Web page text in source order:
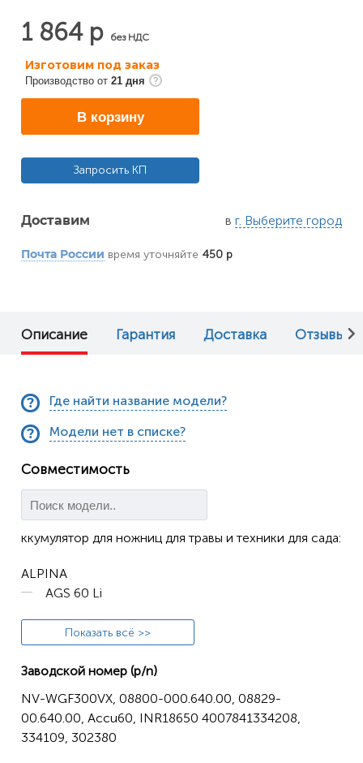
1 864 р без НДС
Изготовим под заказ
Производство от 21 дня
В корзину
Запросить КП
Доставим в г. Выберите город
Почта России время уточняйте 450 р
Описание Гарантия Доставка Отзывы (0)
Где найти название модели?
Модели нет в списке?
Совместимость
ккумулятор для ножниц для травы и техники для сада:
ALPINA
AGS 60 Li
GSCT 3.6
AS36LN
BDCS 36G
Показать всё >>
Заводской номер (p/n)
NV-WGF300VX, 08800-000.640.00, 08829-
00.640.00, Accu60, INR18650 4007841334208,
334109, 302380